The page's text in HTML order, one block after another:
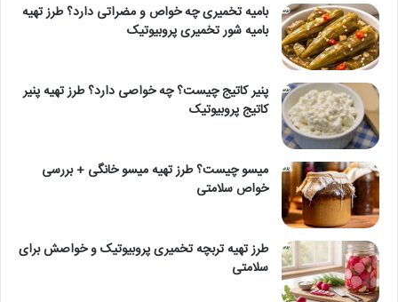
بامیه تخمیری چه خواص و مضراتی دارد؟ طرز تهیه
بامیه شور تخمیری پروبیوتیک
پنیر کاتیج چیست؟ چه خواصی دارد؟ طرز تهیه پنیر
کاتیج پروبیوتیک
میسو چیست؟ طرز تهیه میسو خانگی + بررسی
خواص سلامتی
طرز تهیه تربچه تخمیری پروبیوتیک و خواصش برای
سلامتی